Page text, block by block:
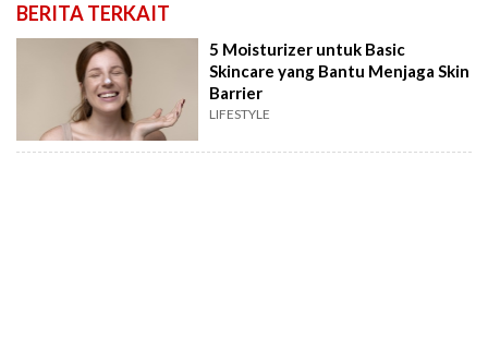
BERITA TERKAIT
5 Moisturizer untuk Basic
Skincare yang Bantu Menjaga Skin
Barrier
LIFESTYLE